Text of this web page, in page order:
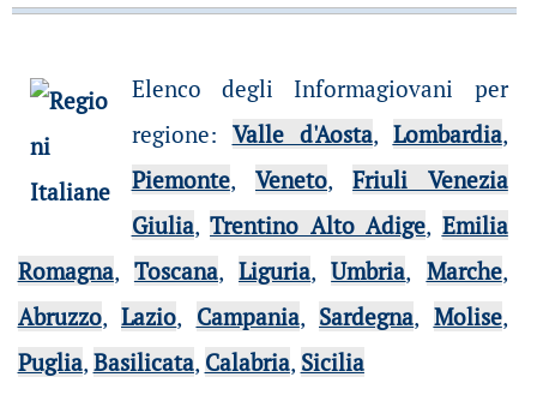
Elenco degli Informagiovani per
regione: Valle d'Aosta, Lombardia,
Piemonte, Veneto,Friuli Venezia
Giulia,Trentino Alto Adige, Emilia
Romagna, Toscana,Liguria,Umbria, Marche,
Abruzzo,Lazio, Campania, Sardegna, Molise,
Puglia, Basilicata, Calabria, Sicilia